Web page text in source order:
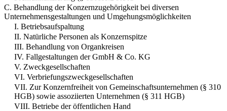
C. Behandlung der Konzernzugehörigkeit bei diversen
Unternehmensgestaltungen und Umgehungsmöglichkeiten
I. Betriebsaufspaltung
II. Natürliche Personen als Konzernspitze
III. Behandlung von Organkreisen
IV. Fallgestaltungen der GmbH & Co. KG
V. Zweckgesellschaften
VI. Verbriefungszweckgesellschaften
VII. Zur Konzernfreiheit von Gemeinschaftsunternehmen (§ 310
HGB) sowie assoziierten Unternehmen (§ 311 HGB)
VIII. Betriebe der öffentlichen Hand